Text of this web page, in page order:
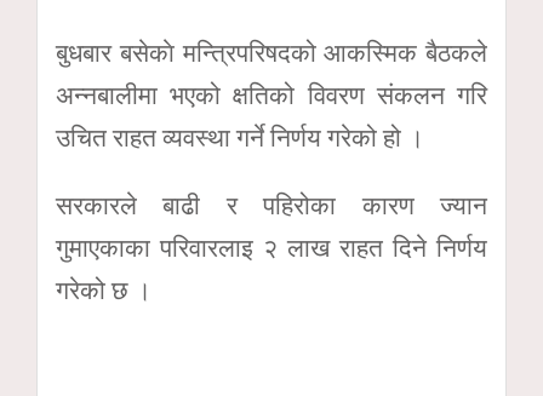
बुधबार बसेकाे मन्त्रिपरिषदको आकस्मिक बैठकले
अन्नबालीमा भएको क्षतिको विवरण संकलन गरि
उचित राहत व्यवस्था गर्ने निर्णय गरेको हो ।
सरकारले बाढी र पहिरोका कारण ज्यान
गुमाएकाका परिवारलाइ २ लाख राहत दिने निर्णय
गरेको छ ।